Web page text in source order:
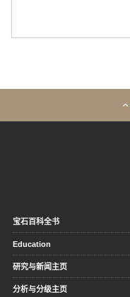
宝石百科全书
Education
研究与新闻主页
分析与分级主页